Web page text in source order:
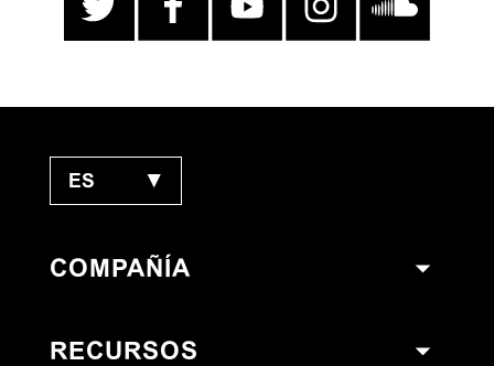
ES ▼
COMPAÑÍA
RECURSOS